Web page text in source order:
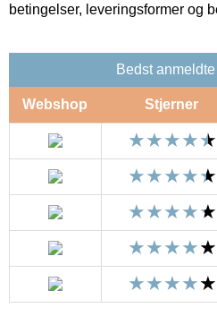
betingelser, leveringsformer og
Bedst
Webshop Stjerner